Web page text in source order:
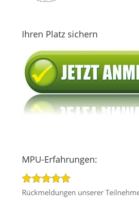
Ihren Platz sichern
MPU-Erfahrungen:
Rückmeldungen unserer